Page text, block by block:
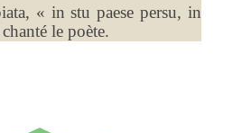
« in stu paese persu, in
le poète.